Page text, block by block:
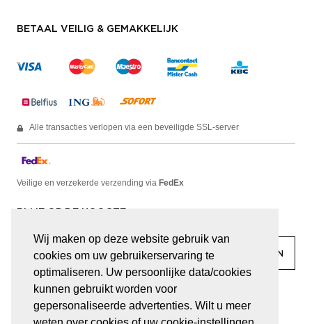
Wij maken op deze website gebruik van
cookies om uw gebruikerservaring te
optimaliseren. Uw persoonlijke data/cookies
kunnen gebruikt worden voor
gepersonaliseerde advertenties. Wilt u meer
BETAAL VEILIG & GEMAKKELIJK
Alle transacties verlopen via een beveiligde SSL-server
Veilige en verzekerde verzending via FedEx
facebook linkedin